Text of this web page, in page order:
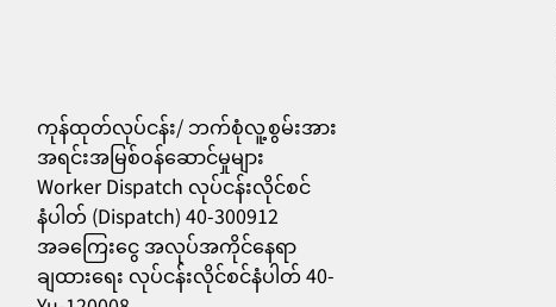
556
ကုန်ထုတ်လုပ်ငန်း/ ဘက်စုံလူ့စွမ်းအား
အရင်းအမြစ်ဝန်ဆောင်မှုများ
Worker Dispatch လုပ်ငန်းလိုင်စင်
နံပါတ် (Dispatch) 40-300912
အခကြေးငွေ အလုပ်အကိုင်နေရာ
ချထားရေး လုပ်ငန်းလိုင်စင်နံပါတ် 40-